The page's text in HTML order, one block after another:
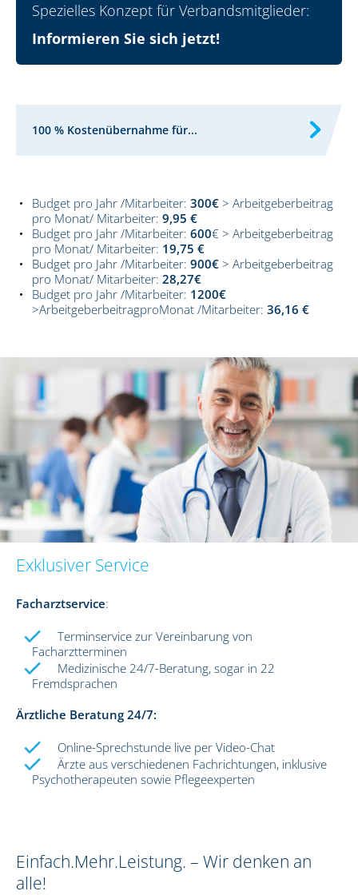
Spezielles Konzept für Verbandsmitglieder:
Informieren Sie sich jetzt!
100 % Kostenübernahme für...
Budget pro Jahr /Mitarbeiter: 300€ > Arbeitgeberbeitrag
pro Monat/ Mitarbeiter: 9,95 €
Budget pro Jahr /Mitarbeiter: 600€ > Arbeitgeberbeitrag
pro Monat/ Mitarbeiter: 19,75 €
Budget pro Jahr /Mitarbeiter: 900€ > Arbeitgeberbeitrag
pro Monat/ Mitarbeiter: 28,27€
Budget pro Jahr /Mitarbeiter: 1200€
>ArbeitgeberbeitragproMonat /Mitarbeiter: 36,16 €
Exklusiver Service
Facharztservice:
Terminservice zur Vereinbarung von
Facharztterminen
Medizinische 24/7-Beratung, sogar in 22
Fremdsprachen
Ärztliche Beratung 24/7:
Online-Sprechstunde live per Video-Chat
Ärzte aus verschiedenen Fachrichtungen, inklusive
Psychotherapeuten sowie Pflegeexperten
Einfach.Mehr.Leistung. – Wir denken an
alle!